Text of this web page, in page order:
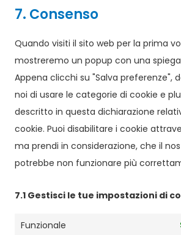
7. Consenso
Quando visiti il sito web per la prima
mostreremo un popup con una
Appena clicchi su "Salva preferenze",
noi di usare le categorie di cookie e
descritto in questa dichiarazione
cookie. Puoi disabilitare i cookie
ma prendi in considerazione, che il
potrebbe non funzionare più
7.1 Gestisci le tue impostazioni di
Funzionale